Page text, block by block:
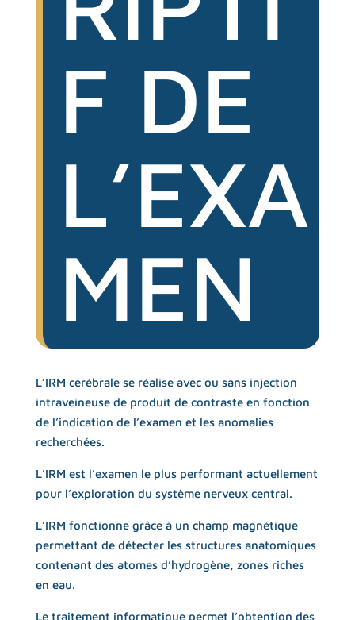
F DE
L’EXA
MEN
L’IRM cérébrale se réalise avec ou sans injection
intraveineuse de produit de contraste en fonction
de l’indication de l’examen et les anomalies
recherchées.
L’IRM est l’examen le plus performant actuellement
pour l’exploration du système nerveux central.
L’IRM fonctionne grâce à un champ magnétique
permettant de détecter les structures anatomiques
contenant des atomes d’hydrogène, zones riches
en eau.
Le traitement informatique permet l’obtention des